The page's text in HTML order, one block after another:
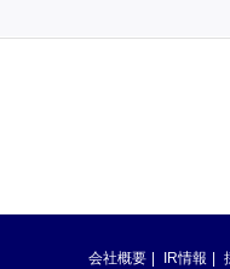
会社概要 IR情報